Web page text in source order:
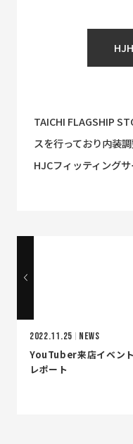
TAICHI FLAGSHIP
スを行っており内装調
HJCフィッティング
2022.11.25 NEWS
YouTuber来店イベント
レポート